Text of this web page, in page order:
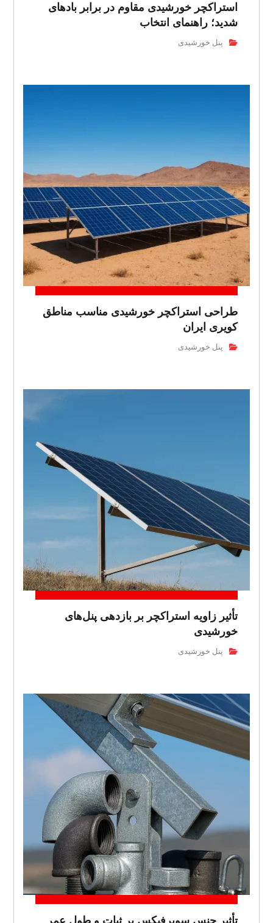
استراکچر خورشیدی مقاوم در برابر بادهای
شدید؛ راهنمای انتخاب
پنل خورشیدی
طراحی استراکچر خورشیدی مناسب مناطق
کویری ایران
پنل خورشیدی
تأثیر زاویه استراکچر بر بازدهی پنل‌های
خورشیدی
پنل خورشیدی
تأثیر جنس سوپرفیکس بر ثبات و طول عمر